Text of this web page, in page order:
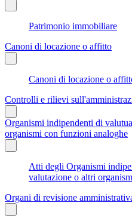
Patrimonio immobiliare
Canoni di locazione o affitto
Canoni di locazione o
Controlli e rilievi
Organismi indipendenti di
organismi con funzioni analoghe
Atti degli Organismi
valutazione o altri
Organi di revisione